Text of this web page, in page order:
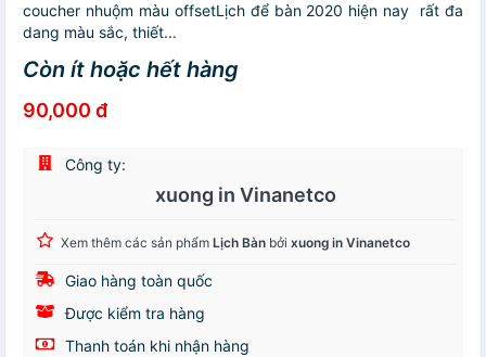
coucher nhuộm màu offsetLịch để bàn 2020 hiện nay rất đa
dang màu sắc, thiết...
Còn ít hoặc hết hàng
90,000 đ
Công ty:
xuong in Vinanetco
Xem thêm các sản phẩm Lịch Bàn bởi xuong in Vinanetco
Giao hàng toàn quốc
Được kiểm tra hàng
Thanh toán khi nhận hàng